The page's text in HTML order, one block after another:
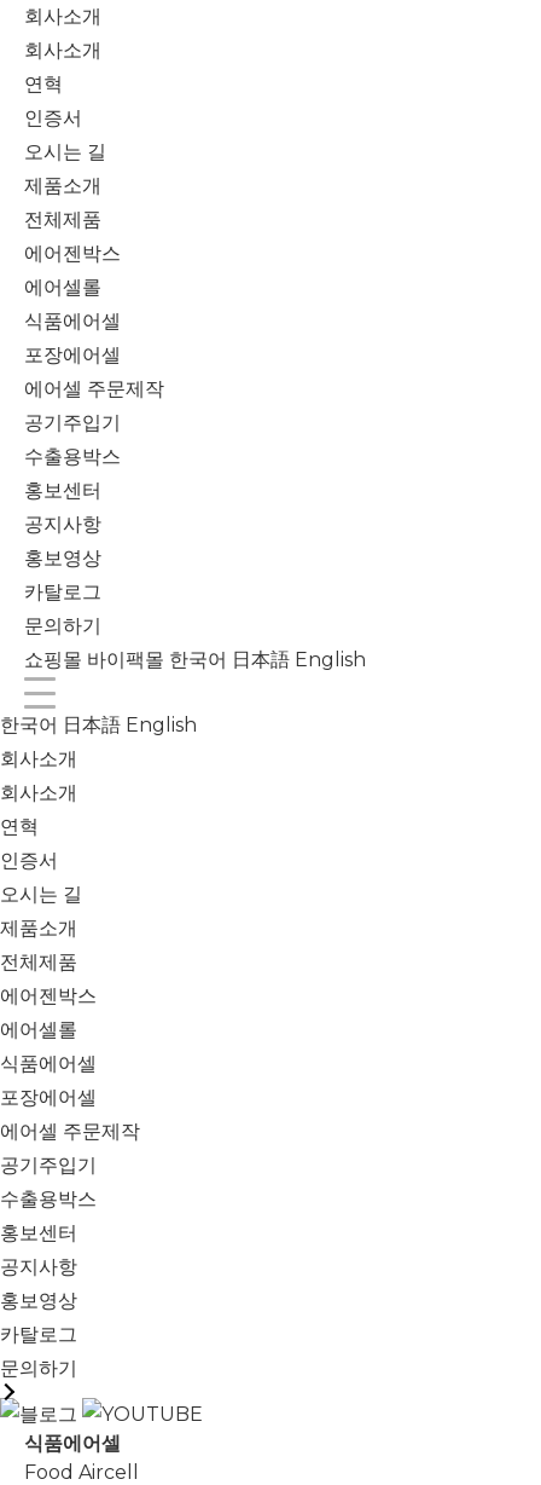
회사소개
회사소개
연혁
인증서
오시는 길
제품소개
전체제품
에어젠박스
에어셀롤
식품에어셀
포장에어셀
에어셀 주문제작
공기주입기
수출용박스
홍보센터
공지사항
홍보영상
카탈로그
문의하기
쇼핑몰 바이팩몰 한국어 日本語 English
한국어 日本語 English
회사소개
회사소개
연혁
인증서
오시는 길
제품소개
전체제품
에어젠박스
에어셀롤
식품에어셀
포장에어셀
에어셀 주문제작
공기주입기
수출용박스
홍보센터
공지사항
홍보영상
카탈로그
문의하기
식품에어셀
Food Aircell